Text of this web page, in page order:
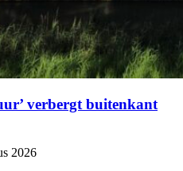
verbergt buitenkant
2026